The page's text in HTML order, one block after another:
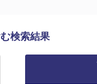
検索結果